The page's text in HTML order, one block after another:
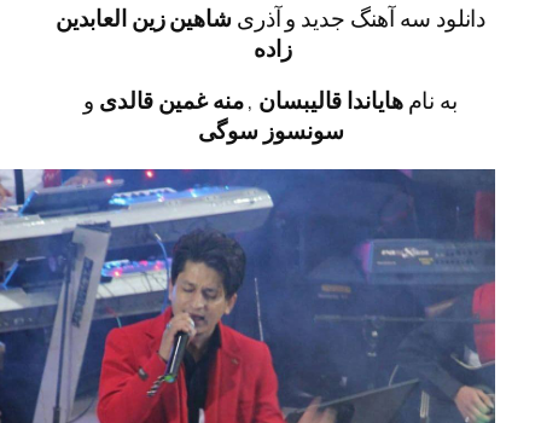
سه آهنگ جدید و آذریشاهین زین العابدین
هایاندا قالیبسان,منه غمین قالدیو
سونسوز سوگی